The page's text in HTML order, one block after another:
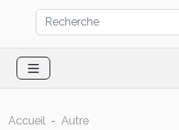
Accueil
Autre